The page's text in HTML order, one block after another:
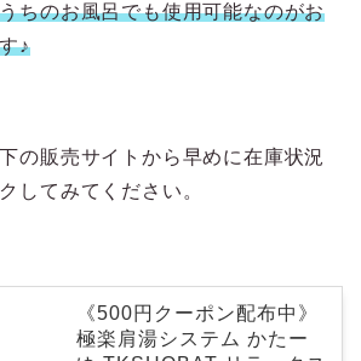
ちのお風呂でも使用可能なのがお
♪
の販売サイトから早めに在庫状況
してみてください。
《500円クーポン配布中》
極楽肩湯システム かたー